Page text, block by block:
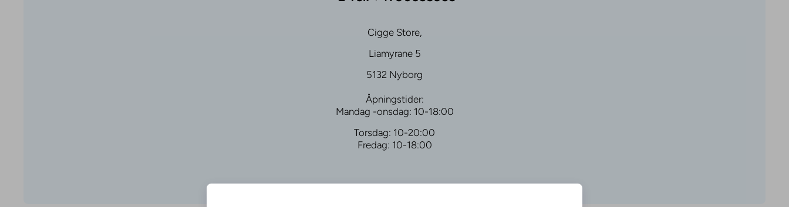
Cigge Store,
Liamyrane 5
5132 Nyborg
Åpningstider:
Mandag -onsdag: 10-18:00
Torsdag: 10-20:00
Fredag: 10-18:00